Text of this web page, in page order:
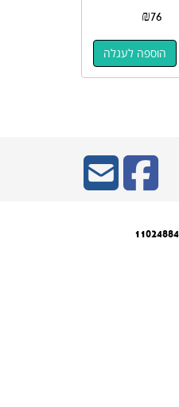
₪76
הוספה לעגלה